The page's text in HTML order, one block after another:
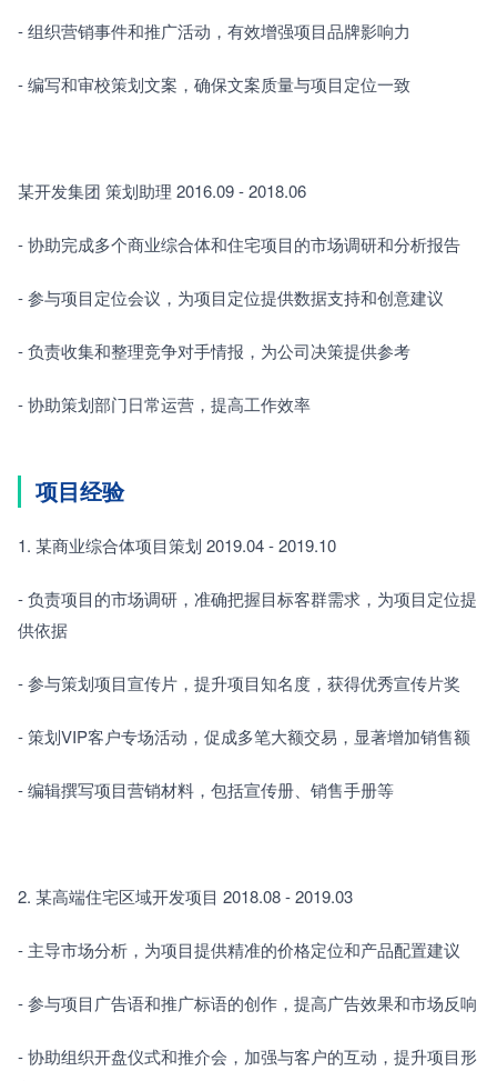
- 组织营销事件和推广活动，有效增强项目品牌影响力
- 编写和审校策划文案，确保文案质量与项目定位一致
某开发集团 策划助理 2016.09 - 2018.06
- 协助完成多个商业综合体和住宅项目的市场调研和分析报告
- 参与项目定位会议，为项目定位提供数据支持和创意建议
- 负责收集和整理竞争对手情报，为公司决策提供参考
- 协助策划部门日常运营，提高工作效率
项目经验
1. 某商业综合体项目策划 2019.04 - 2019.10
- 负责项目的市场调研，准确把握目标客群需求，为项目定位提
供依据
- 参与策划项目宣传片，提升项目知名度，获得优秀宣传片奖
- 策划VIP客户专场活动，促成多笔大额交易，显著增加销售额
- 编辑撰写项目营销材料，包括宣传册、销售手册等
2. 某高端住宅区域开发项目 2018.08 - 2019.03
- 主导市场分析，为项目提供精准的价格定位和产品配置建议
- 参与项目广告语和推广标语的创作，提高广告效果和市场反响
- 协助组织开盘仪式和推介会，加强与客户的互动，提升项目形